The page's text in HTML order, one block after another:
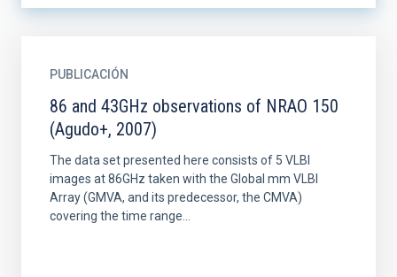
PUBLICACIÓN
86 and 43GHz observations of NRAO 150
(Agudo+, 2007)
The data set presented here consists of 5 VLBI
images at 86GHz taken with the Global mm VLBI
Array (GMVA, and its predecessor, the CMVA)
covering the time range...